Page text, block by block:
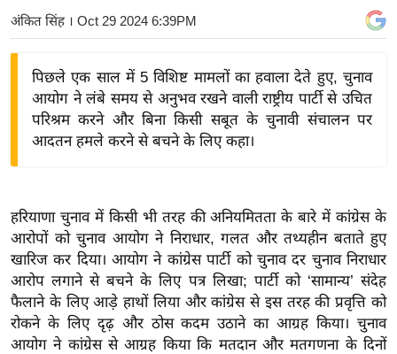
बि
ज़
त
वि
शे
ष
ज्ञ
रा
अंकित सिंह। Oct 29 2024 6:39PM
पिछले एक साल में 5 विशिष्ट मामलों का हवाला देते हुए, चुनाव
आयोग ने लंबे समय से अनुभव रखने वाली राष्ट्रीय पार्टी से उचित
परिश्रम करने और बिना किसी सबूत के चुनावी संचालन पर
आदतन हमले करने से बचने के लिए कहा।
हरियाणा चुनाव में किसी भी तरह की अनियमितता के बारे में कांग्रेस के
आरोपों को चुनाव आयोग ने निराधार, गलत और तथ्यहीन बताते हुए
खारिज कर दिया। आयोग ने कांग्रेस पार्टी को चुनाव दर चुनाव निराधार
आरोप लगाने से बचने के लिए पत्र लिखा; पार्टी को ‘सामान्य’ संदेह
फैलाने के लिए आड़े हाथों लिया और कांग्रेस से इस तरह की प्रवृत्ति को
रोकने के लिए दृढ़ और ठोस कदम उठाने का आग्रह किया। चुनाव
आयोग ने कांग्रेस से आग्रह किया कि मतदान और मतगणना के दिनों